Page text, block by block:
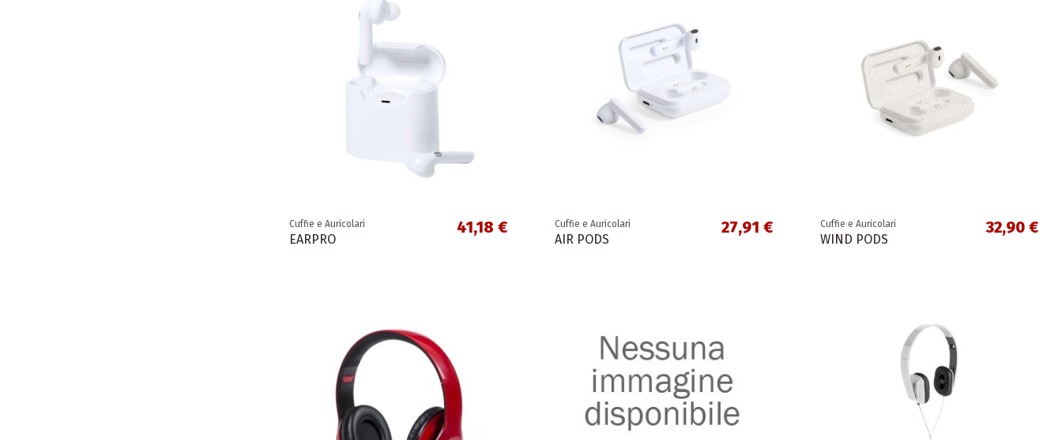
Cuffie e Auricolari
EARPRO
41,18 € Cuffie e Auricolari
AIR PODS
27,91 € Cuffie e Auricolari
WIND PODS
32,90 €